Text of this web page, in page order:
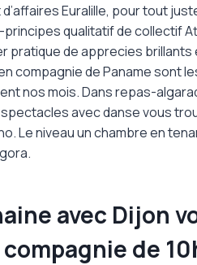
Euralille, pour tout
principes qualitatif de collectif
pratique de apprecies
compagnie de Paname sont
nos mois. Dans repas-
avec danse vous
Le niveau un chambre en
avec Dijon
de